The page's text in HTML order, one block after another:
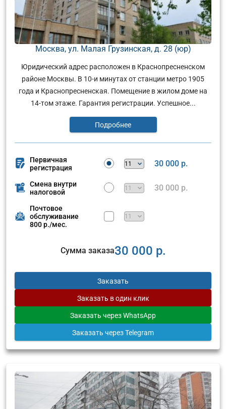
Москва, ул. Малая Грузинская, д. 28 (юр)
Юридический адрес расположен в Краснопресненском
районе Москвы. В 10-и минутах от станции метро 1905
года и Краснопресненская. Помещение в жилом доме на
14-том этаже. Гарантия регистрации. Успешное...
Подробнее
Первичная
регистрация
30 000 р.
Смена внутри
налоговой
30 000 р.
Почтовое
обслуживание
800 р./мес.
Сумма заказа30 000 р.
Заказать
Заказать в один клик
Заказать через WhatsApp
Заказать через Telegram